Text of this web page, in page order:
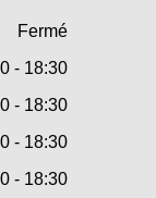
Fermé
- 18:30
- 18:30
- 18:30
- 18:30